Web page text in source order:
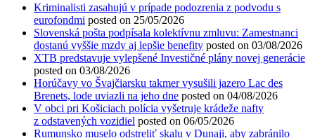
Kriminalisti zasahujú v prípade podozrenia z podvodu s
eurofondmi posted on 25/05/2026
Slovenská pošta podpísala kolektívnu zmluvu: Zamestnanci
dostanú vyššie mzdy aj lepšie benefity posted on 03/08/2026
XTB predstavuje vylepšené Investičné plány novej generácie
posted on 03/08/2026
Horúčavy vo Švajčiarsku takmer vysušili jazero Lac des
Brenets, lode uviazli na jeho dne posted on 04/08/2026
V obci pri Košiciach polícia vyšetruje krádeže nafty
z odstavených vozidiel posted on 06/05/2026
Rumunsko muselo odstreliť skalu v Dunaji, aby zabránilo